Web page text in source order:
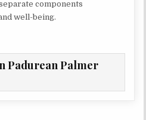
components
well-being.
Padurean Palmer